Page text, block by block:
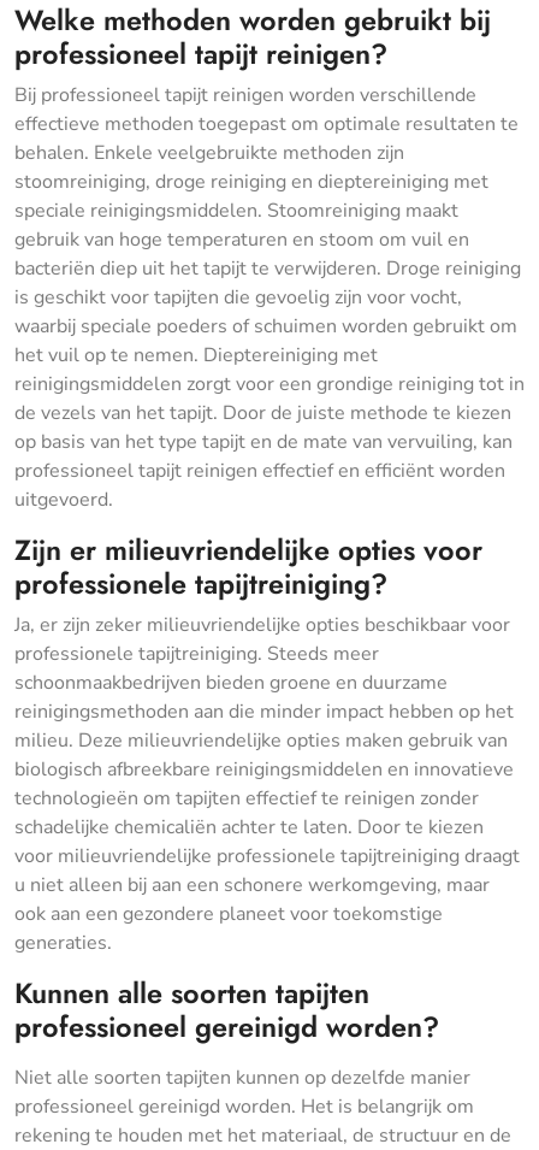
Welke methoden worden gebruikt bij
professioneel tapijt reinigen?
Bij professioneel tapijt reinigen worden verschillende
effectieve methoden toegepast om optimale resultaten te
behalen. Enkele veelgebruikte methoden zijn
stoomreiniging, droge reiniging en dieptereiniging met
speciale reinigingsmiddelen. Stoomreiniging maakt
gebruik van hoge temperaturen en stoom om vuil en
bacteriën diep uit het tapijt te verwijderen. Droge reiniging
is geschikt voor tapijten die gevoelig zijn voor vocht,
waarbij speciale poeders of schuimen worden gebruikt om
het vuil op te nemen. Dieptereiniging met
reinigingsmiddelen zorgt voor een grondige reiniging tot in
de vezels van het tapijt. Door de juiste methode te kiezen
op basis van het type tapijt en de mate van vervuiling, kan
professioneel tapijt reinigen effectief en efficiënt worden
uitgevoerd.
Zijn er milieuvriendelijke opties voor
professionele tapijtreiniging?
Ja, er zijn zeker milieuvriendelijke opties beschikbaar voor
professionele tapijtreiniging. Steeds meer
schoonmaakbedrijven bieden groene en duurzame
reinigingsmethoden aan die minder impact hebben op het
milieu. Deze milieuvriendelijke opties maken gebruik van
biologisch afbreekbare reinigingsmiddelen en innovatieve
technologieën om tapijten effectief te reinigen zonder
schadelijke chemicaliën achter te laten. Door te kiezen
voor milieuvriendelijke professionele tapijtreiniging draagt
u niet alleen bij aan een schonere werkomgeving, maar
ook aan een gezondere planeet voor toekomstige
generaties.
Kunnen alle soorten tapijten
professioneel gereinigd worden?
Niet alle soorten tapijten kunnen op dezelfde manier
professioneel gereinigd worden. Het is belangrijk om
rekening te houden met het materiaal, de structuur en de